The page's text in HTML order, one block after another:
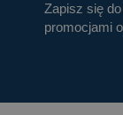
Zapisz się
promocjami